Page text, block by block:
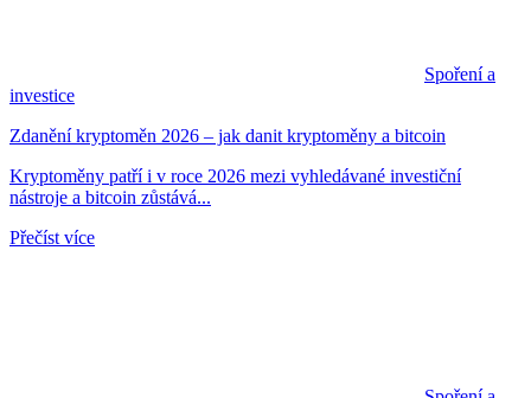
Spoření a
investice
Zdanění kryptoměn 2026 – jak danit kryptoměny a bitcoin
Kryptoměny patří i v roce 2026 mezi vyhledávané investiční
nástroje a bitcoin zůstává...
Přečíst více